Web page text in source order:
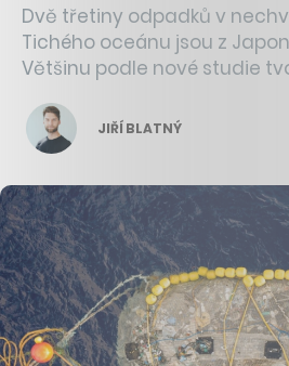
Dvě třetiny odpadků v
Tichého oceánu jsou z
Většinu podle nové studie
JIŘÍ BLATNÝ